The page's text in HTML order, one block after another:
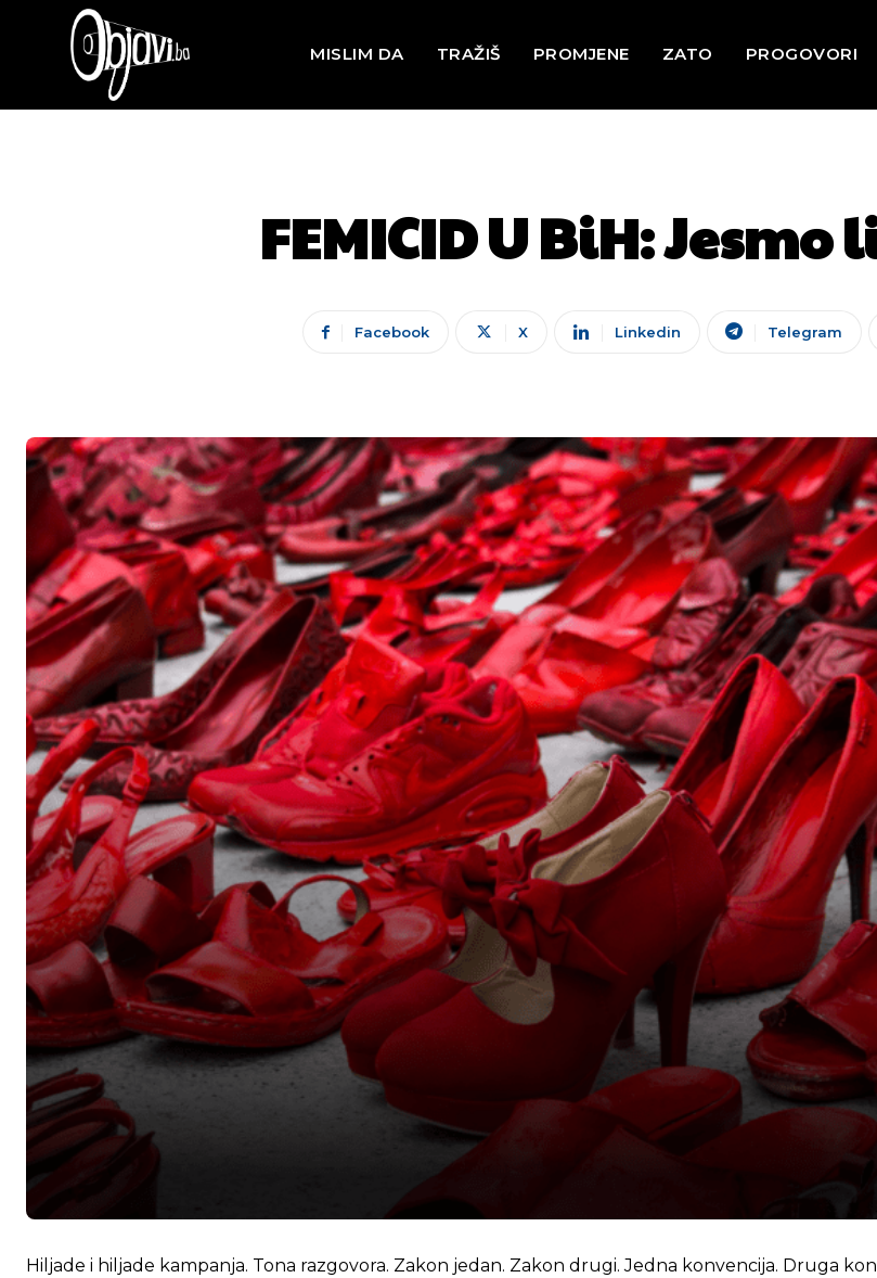
MISLIM DA TRAŽIŠ PROMJENE ZATO PROGOVORI
FEMICID U BiH: Jesmo
Facebook X Linkedin Telegram
Hiljade i hiljade kampanja. Tona razgovora. Zakon jedan. Zakon drugi. Jedna konvencija. Druga